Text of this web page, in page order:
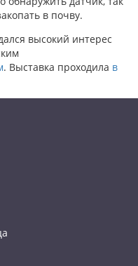
в почву.
высокий интерес
. Выставка проходила в